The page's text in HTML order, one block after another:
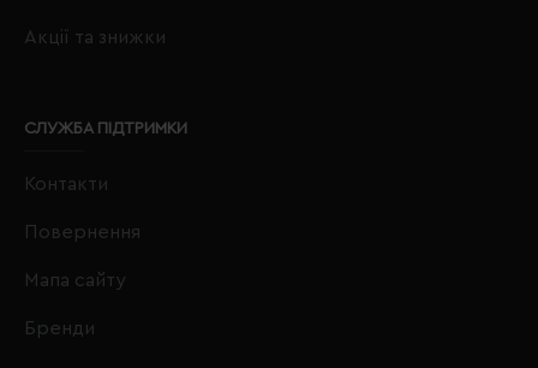
Акції та знижки
СЛУЖБА ПІДТРИМКИ
Контакти
Повернення
Мапа сайту
Бренди